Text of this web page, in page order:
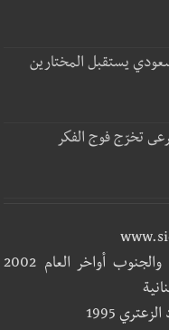
يستقبل المختارين
تخرّج فوج الفكر
أول صحيفة اليكترونية صدرت في صيدا والجنوب أواخر العام 2002
1995